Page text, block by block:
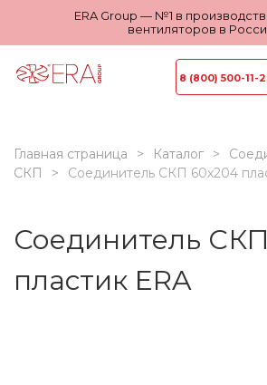
ERA Group — №1 в
вентиляторов в
8 (800) 500-11-
Главная страница Каталог
СКП
Соединитель СКП 60х204
Соединитель
пластик ERA